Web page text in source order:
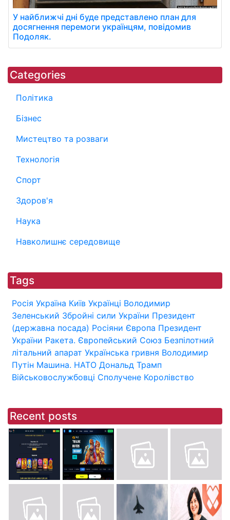
У найближчі дні буде представлено план для
досягнення перемоги українцям, повідомив
Подоляк.
Categories
Політика
Бізнес
Мистецтво та розваги
Технологія
Спорт
Здоров'я
Наука
Навколишнє середовище
Tags
Росія Україна Київ Українці Володимир
Зеленський Збройні сили України Президент
(державна посада) Росіяни Європа Президент
України Ракета. Європейський Союз Безпілотний
літальний апарат Українська гривня Володимир
Путін Машина. НАТО Дональд Трамп
Військовослужбовці Сполучене Королівство
Recent posts